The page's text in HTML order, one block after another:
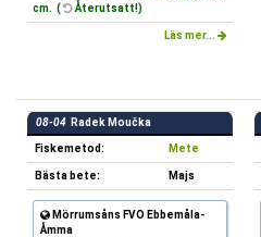
cm. (
Återutsatt!)
Läs mer...
08-04 Radek Moučka
Fiskemetod: Mete
Bästa bete: Majs
Mörrumsåns FVO Ebbemåla-
Åmma